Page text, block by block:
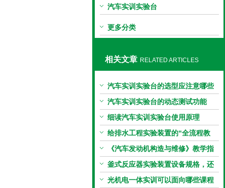
汽车实训实验台
更多分类
相关文章 RELATED ARTICLES
汽车实训实验台的选型应注意哪些
因素？
汽车实训实验台的动态测试功能
细读汽车实训实验台使用原理
给排水工程实验装置的“全流程教
学”
《汽车发动机构造与维修》教学指
南
釜式反应器实验装置设备规格，还
傻傻的不清楚吗？
光机电一体实训可以面向哪些课程